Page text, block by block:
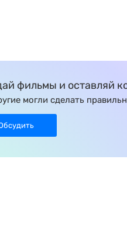
фильмы и оставляй
могли сделать